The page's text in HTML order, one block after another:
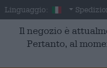
Skip to main content
Linguaggio: Italian
Il negozio è
Pertanto, al